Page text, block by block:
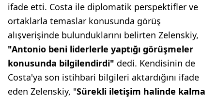
ifade etti. Costa ile diplomatik perspektifler ve
ortaklarla temaslar konusunda görüş
alışverişinde bulunduklarını belirten Zelenskiy,
"Antonio beni liderlerle yaptığı görüşmeler
konusunda bilgilendirdi" dedi. Kendisinin de
Costa'ya son istihbari bilgileri aktardığını ifade
eden Zelenskiy, "Sürekli iletişim halinde kalma